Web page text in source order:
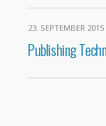
23. SEPTEMBER 2015
Publishing